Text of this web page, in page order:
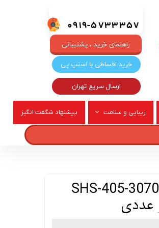
0919-5733357
زیبایی و سلامت پیشنهاد شگفت انگیز
خرید اقساطی با اسنپ پی
ارسال سریع تهران
راهنمای خرید ، پشتیبانی
لوازم شیشه شوی خودرو مدل SHS-405-3070